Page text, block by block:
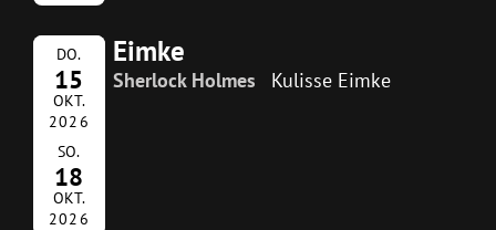
DO.
15
OKT.
2026
SO.
18
OKT.
2026
Eimke
Sherlock Holmes Kulisse Eimke